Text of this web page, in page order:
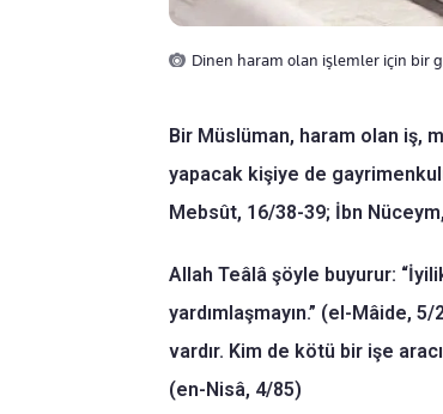
Dinen haram olan işlemler için bir
Bir Müslüman, haram olan iş,
yapacak kişiye de
Mebsût, 16/38-39; İbn
Allah Teâlâ şöyle buyurur:
yardımlaşmayın.” (el-Mâide,
vardır. Kim de kötü bir işe
(en-Nisâ, 4/85)